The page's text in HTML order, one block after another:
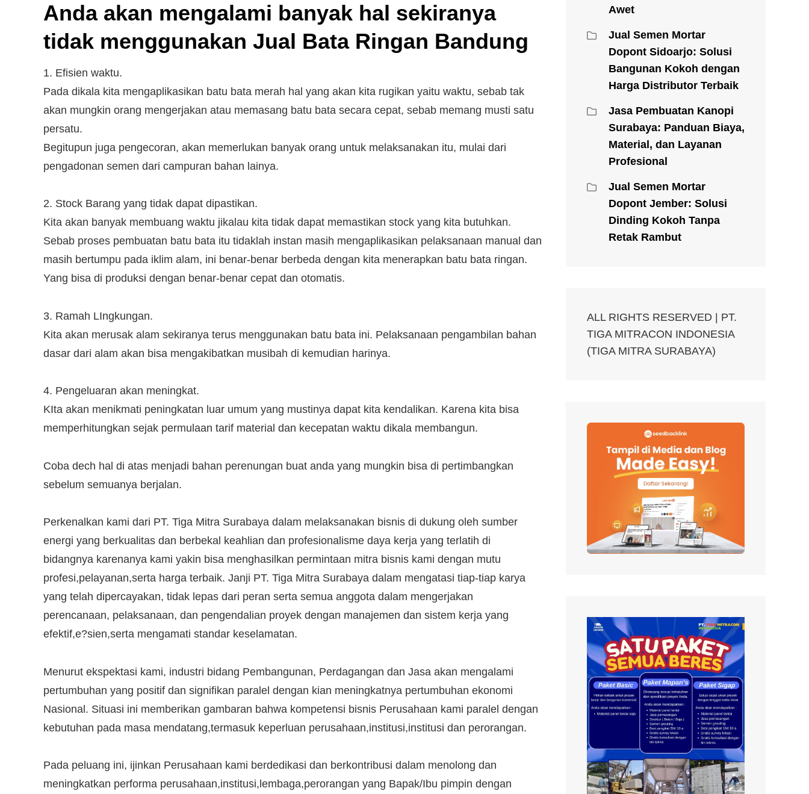
Anda akan mengalami banyak hal sekiranya
tidak menggunakan Jual Bata Ringan Bandung
1. Efisien waktu.
Pada dikala kita mengaplikasikan batu bata merah hal yang akan kita rugikan yaitu waktu, sebab tak
akan mungkin orang mengerjakan atau memasang batu bata secara cepat, sebab memang musti satu
persatu.
Begitupun juga pengecoran, akan memerlukan banyak orang untuk melaksanakan itu, mulai dari
pengadonan semen dari campuran bahan lainya.
2. Stock Barang yang tidak dapat dipastikan.
Kita akan banyak membuang waktu jikalau kita tidak dapat memastikan stock yang kita butuhkan.
Sebab proses pembuatan batu bata itu tidaklah instan masih mengaplikasikan pelaksanaan manual dan
masih bertumpu pada iklim alam, ini benar-benar berbeda dengan kita menerapkan batu bata ringan.
Yang bisa di produksi dengan benar-benar cepat dan otomatis.
3. Ramah LIngkungan.
Kita akan merusak alam sekiranya terus menggunakan batu bata ini. Pelaksanaan pengambilan bahan
dasar dari alam akan bisa mengakibatkan musibah di kemudian harinya.
4. Pengeluaran akan meningkat.
KIta akan menikmati peningkatan luar umum yang mustinya dapat kita kendalikan. Karena kita bisa
memperhitungkan sejak permulaan tarif material dan kecepatan waktu dikala membangun.
Coba dech hal di atas menjadi bahan perenungan buat anda yang mungkin bisa di pertimbangkan
sebelum semuanya berjalan.
Perkenalkan kami dari PT. Tiga Mitra Surabaya dalam melaksanakan bisnis di dukung oleh sumber
energi yang berkualitas dan berbekal keahlian dan profesionalisme daya kerja yang terlatih di
bidangnya karenanya kami yakin bisa menghasilkan permintaan mitra bisnis kami dengan mutu
profesi,pelayanan,serta harga terbaik. Janji PT. Tiga Mitra Surabaya dalam mengatasi tiap-tiap karya
yang telah dipercayakan, tidak lepas dari peran serta semua anggota dalam mengerjakan
perencanaan, pelaksanaan, dan pengendalian proyek dengan manajemen dan sistem kerja yang
efektif,e?sien,serta mengamati standar keselamatan.
Menurut ekspektasi kami, industri bidang Pembangunan, Perdagangan dan Jasa akan mengalami
pertumbuhan yang positif dan signifikan paralel dengan kian meningkatnya pertumbuhan ekonomi
Nasional. Situasi ini memberikan gambaran bahwa kompetensi bisnis Perusahaan kami paralel dengan
kebutuhan pada masa mendatang,termasuk keperluan perusahaan,institusi,institusi dan perorangan.
Pada peluang ini, ijinkan Perusahaan kami berdedikasi dan berkontribusi dalam menolong dan
meningkatkan performa perusahaan,institusi,lembaga,perorangan yang Bapak/Ibu pimpin dengan
Awet
Jual Semen Mortar
Dopont Sidoarjo: Solusi
Bangunan Kokoh dengan
Harga Distributor Terbaik
Jasa Pembuatan Kanopi
Surabaya: Panduan Biaya,
Material, dan Layanan
Profesional
Jual Semen Mortar
Dopont Jember: Solusi
Dinding Kokoh Tanpa
Retak Rambut
ALL RIGHTS RESERVED | PT.
TIGA MITRACON INDONESIA
(TIGA MITRA SURABAYA)